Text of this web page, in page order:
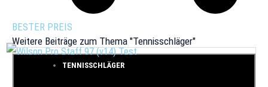
BESTER PREIS
Weitere Beiträge zum Thema "Tennisschläger"
TENNISSCHLÄGER